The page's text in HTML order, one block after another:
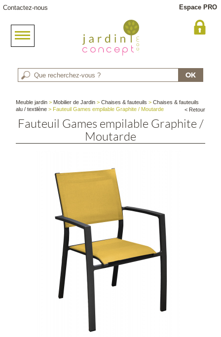
Contactez-nous Espace PRO
Meuble jardin > Mobilier de Jardin >Chaises & fauteuils >Chaises & fauteuils
alu / textilène > Fauteuil Games empilable Graphite / Moutarde < Retour
Fauteuil Games empilable Graphite /
Moutarde